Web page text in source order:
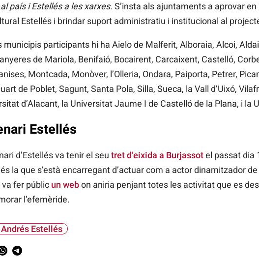
país i Estellés a les xarxes. S’insta als ajuntaments a aprovar
Estellés i brindar suport administratiu i institucional al
municipis participants hi ha Aielo de Malferit, Alboraia, Alcoi,
de Mariola, Benifaió, Bocairent, Carcaixent, Castelló,
Montcada, Monòver, l’Olleria, Ondara, Paiporta, Petrer,
de Poblet, Sagunt, Santa Pola, Silla, Sueca, la Vall d’Uixó,
d’Alacant, la Universitat Jaume I de Castelló de la Plana, i la
Estellés
d’Estellés va tenir el seu tret d’eixida a Burjassotel passat dia
la que s’està encarregant d’actuar com a actor dinamitzador
va fer públic un webon aniria penjant totes les activitat que es
l’efemèride.
Estellés